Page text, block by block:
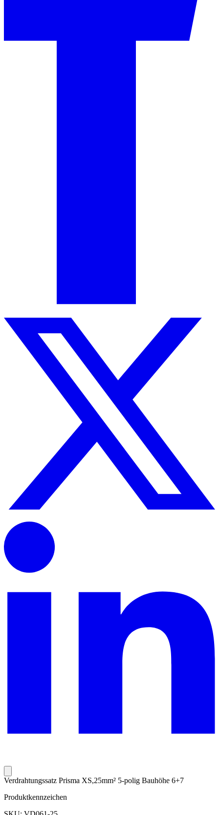
Verdrahtungssatz Prisma XS,25mm² 5-polig Bauhöhe 6+7
Produktkennzeichen